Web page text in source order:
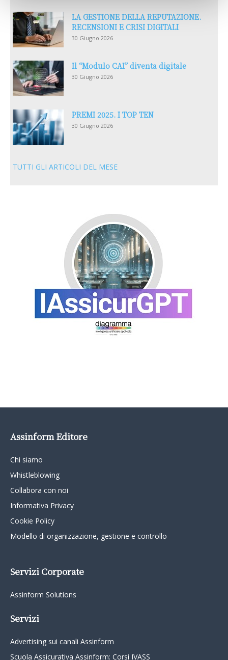
LA GESTIONE DELLA REPUTAZIONE.
RECENSIONI E CRISI DIGITALI
30 Giugno 2026
Il “Modulo CAI” diventa digitale
30 Giugno 2026
PREMI 2025. I TOP TEN
30 Giugno 2026
TUTTI GLI ARTICOLI DEL MESE
Assinform Editore
Chi siamo
Whistleblowing
Collabora con noi
Informativa Privacy
Cookie Policy
Modello di organizzazione, gestione e controllo
Servizi Corporate
Assinform Solutions
Servizi
Advertising sui canali Assinform
Scuola Assicurativa Assinform: Corsi IVASS